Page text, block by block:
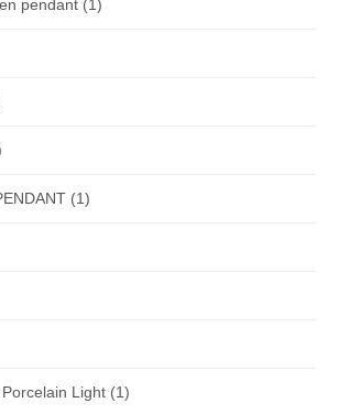
pendant (1)
(1)
Light (1)